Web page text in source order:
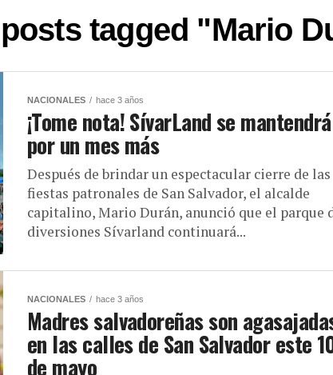
tagged "Mario
NACIONALES hace 3 años
¡Tome nota! SívarLand se mantendrá
por un mes más
Después de brindar un espectacular cierre de las
fiestas patronales de San Salvador, el alcalde
capitalino, Mario Durán, anunció que el parque
diversiones Sívarland continuará...
NACIONALES hace 3 años
Madres salvadoreñas son
en las calles de San Salvador este
de mayo